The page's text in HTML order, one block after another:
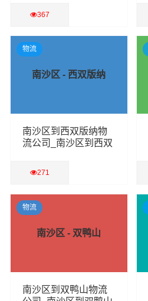
367
查看详细
南沙区 - 西双版纳
南沙区到西双版纳物
流公司_南沙区到西双
271
查看详细
物流
南沙区 - 双鸭山
南沙区到双鸭山物流
物流